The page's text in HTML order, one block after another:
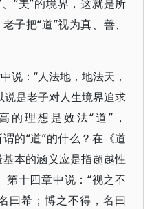
“美”的境界，这就是所
子把“道”视为真、善、
说：“人法地，地法天，
说是老子对人生境界追求
的理想是效法“道”，
的“道”的什么？在《道
本的涵义应是指超越性
第十四章中说：“视之不
曰希；博之不得，名曰